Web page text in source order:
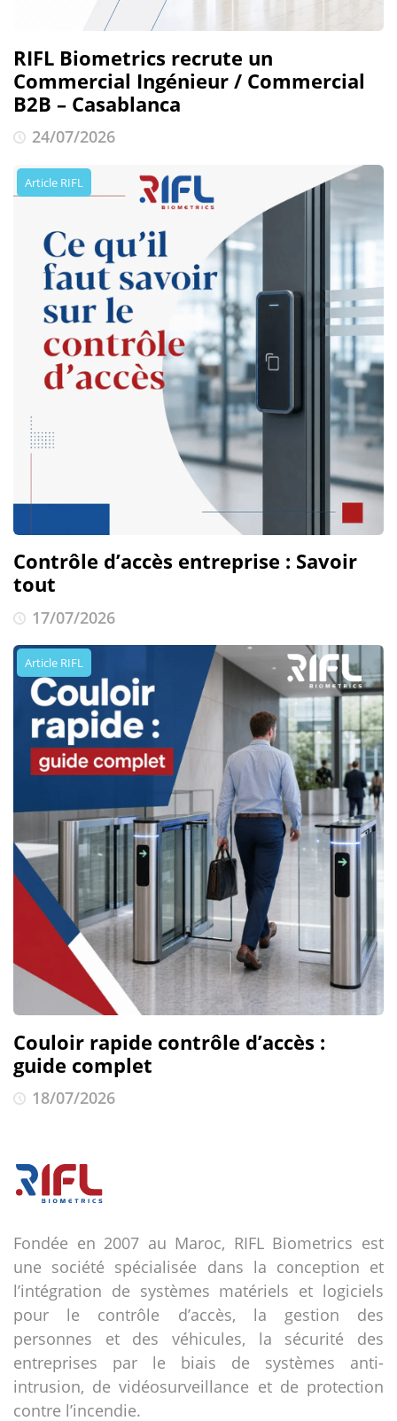
RIFL Biometrics recrute un
Commercial Ingénieur / Commercial
B2B – Casablanca
24/07/2026
Article RIFL
Contrôle d’accès entreprise : Savoir
tout
17/07/2026
Article RIFL
Couloir rapide contrôle d’accès :
guide complet
18/07/2026
Fondée en 2007 au Maroc, RIFL Biometrics est
une société spécialisée dans la conception et
l’intégration de systèmes matériels et logiciels
pour le contrôle d’accès, la gestion des
personnes et des véhicules, la sécurité des
entreprises par le biais de systèmes anti-
intrusion, de vidéosurveillance et de protection
contre l’incendie.